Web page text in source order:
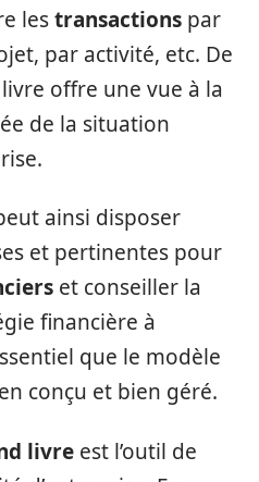
lestransactions par
par activité, etc. De
offre une vue à la
de la situation
ainsi disposer
et pertinentes pour
et conseiller la
financière à
que le modèle
conçu et bien géré.
livre est l’outil de